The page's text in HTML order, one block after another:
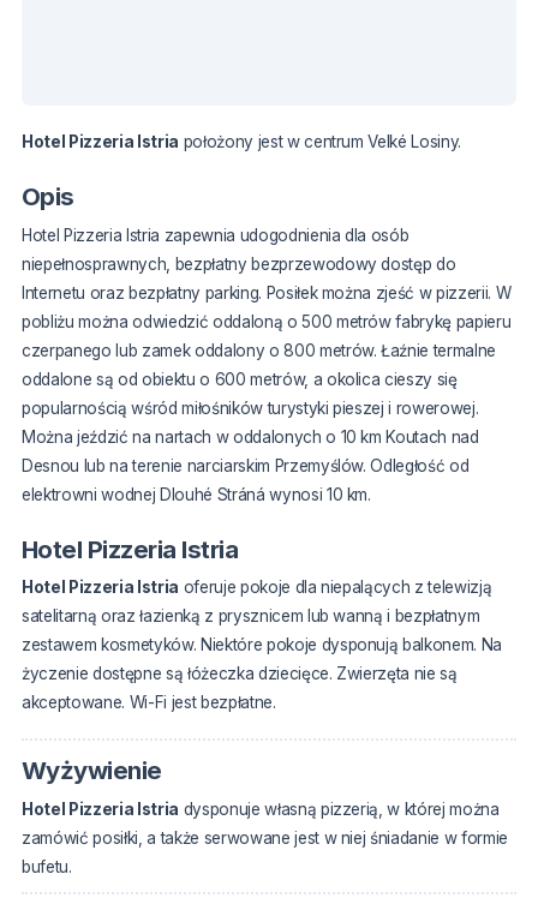
Hotel Pizzeria Istria położony jest w centrum Velké Losiny.
Opis
Hotel Pizzeria Istria zapewnia udogodnienia dla osób
niepełnosprawnych, bezpłatny bezprzewodowy dostęp do
Internetu oraz bezpłatny parking. Posiłek można zjeść w pizzerii. W
pobliżu można odwiedzić oddaloną o 500 metrów fabrykę papieru
czerpanego lub zamek oddalony o 800 metrów. Łaźnie termalne
oddalone są od obiektu o 600 metrów, a okolica cieszy się
popularnością wśród miłośników turystyki pieszej i rowerowej.
Można jeździć na nartach w oddalonych o 10 km Koutach nad
Desnou lub na terenie narciarskim Przemyślów. Odległość od
elektrowni wodnej Dlouhé Stráná wynosi 10 km.
Hotel Pizzeria Istria
Hotel Pizzeria Istria oferuje pokoje dla niepalących z telewizją
satelitarną oraz łazienką z prysznicem lub wanną i bezpłatnym
zestawem kosmetyków. Niektóre pokoje dysponują balkonem. Na
życzenie dostępne są łóżeczka dziecięce. Zwierzęta nie są
akceptowane. Wi-Fi jest bezpłatne.
Wyżywienie
Hotel Pizzeria Istria dysponuje własną pizzerią, w której można
zamówić posiłki, a także serwowane jest w niej śniadanie w formie
bufetu.